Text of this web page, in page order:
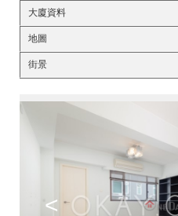
大廈資料
地圖
街景
<